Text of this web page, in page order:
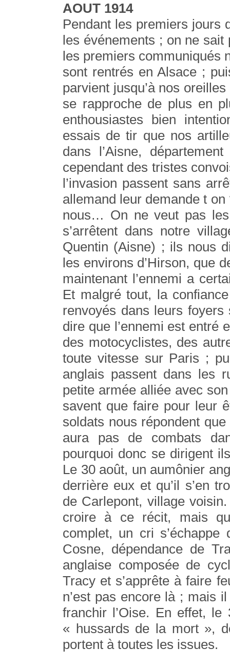
AOUT 1914
Pendant les premiers jours
les événements ; on ne
les premiers communiqués
sont rentrés en Alsace ;
parvient jusqu’à nos
se rapproche de plus en
enthousiastes bien
essais de tir que nos
dans l’Aisne,
cependant des tristes
l’invasion passent sans
allemand leur demande t
nous… On ne veut pas les
s’arrêtent dans notre
Quentin (Aisne) ; ils nous
les environs d’Hirson, que
maintenant l’ennemi a
Et malgré tout, la
renvoyés dans leurs
dire que l’ennemi est entré
des motocyclistes, des
toute vitesse sur Paris ;
anglais passent dans les
petite armée alliée avec
savent que faire pour leur
soldats nous répondent que
aura pas de combats
pourquoi donc se dirigent
Le 30 août, un aumônier
derrière eux et qu’il s’en
de Carlepont, village
croire à ce récit, mais
complet, un cri
Cosne, dépendance de
anglaise composée de
Tracy et s’apprête à faire
n’est pas encore là ; mais
franchir l’Oise. En effet,
« hussards de la mort »,
portent à toutes les issues.